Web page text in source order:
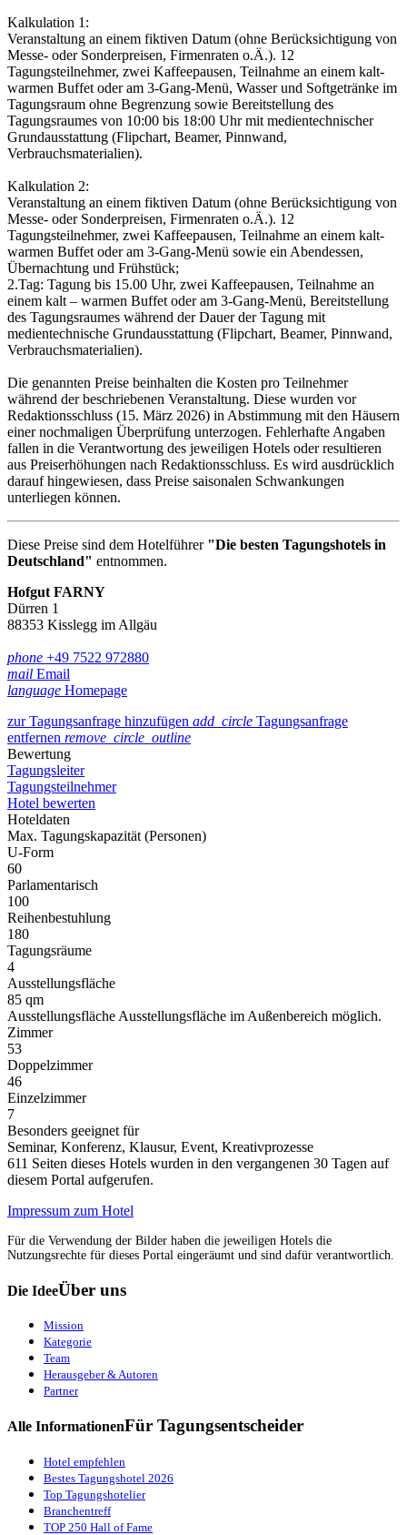
Kalkulation 1:
Veranstaltung an einem fiktiven Datum (ohne Berücksichtigung von
Messe- oder Sonderpreisen, Firmenraten o.Ä.). 12
Tagungsteilnehmer, zwei Kaffeepausen, Teilnahme an einem kalt-
warmen Buffet oder am 3-Gang-Menü, Wasser und Softgetränke im
Tagungsraum ohne Begrenzung sowie Bereitstellung des
Tagungsraumes von 10:00 bis 18:00 Uhr mit medientechnischer
Grundausstattung (Flipchart, Beamer, Pinnwand,
Verbrauchsmaterialien).
Kalkulation 2:
Veranstaltung an einem fiktiven Datum (ohne Berücksichtigung von
Messe- oder Sonderpreisen, Firmenraten o.Ä.). 12
Tagungsteilnehmer, zwei Kaffeepausen, Teilnahme an einem kalt-
warmen Buffet oder am 3-Gang-Menü sowie ein Abendessen,
Übernachtung und Frühstück;
2.Tag: Tagung bis 15.00 Uhr, zwei Kaffeepausen, Teilnahme an
einem kalt – warmen Buffet oder am 3-Gang-Menü, Bereitstellung
des Tagungsraumes während der Dauer der Tagung mit
medientechnische Grundausstattung (Flipchart, Beamer, Pinnwand,
Verbrauchsmaterialien).
Die genannten Preise beinhalten die Kosten pro Teilnehmer
während der beschriebenen Veranstaltung. Diese wurden vor
Redaktionsschluss (15. März 2026) in Abstimmung mit den Häusern
einer nochmaligen Überprüfung unterzogen. Fehlerhafte Angaben
fallen in die Verantwortung des jeweiligen Hotels oder resultieren
aus Preiserhöhungen nach Redaktionsschluss. Es wird ausdrücklich
darauf hingewiesen, dass Preise saisonalen Schwankungen
unterliegen können.
Diese Preise sind dem Hotelführer "Die besten Tagungshotels in
Deutschland" entnommen.
Hofgut FARNY
Dürren 1
88353 Kisslegg im Allgäu
phone +49 7522 972880
mail Email
language Homepage
zur Tagungsanfrage hinzufügen add_circle Tagungsanfrage
entfernen remove_circle_outline
Bewertung
Tagungsleiter
Tagungsteilnehmer
Hotel bewerten
Hoteldaten
Max. Tagungskapazität (Personen)
U-Form
60
Parlamentarisch
100
Reihenbestuhlung
180
Tagungsräume
4
Ausstellungsfläche
85 qm
Ausstellungsfläche Ausstellungsfläche im Außenbereich möglich.
Zimmer
53
Doppelzimmer
46
Einzelzimmer
7
Besonders geeignet für
Seminar, Konferenz, Klausur, Event, Kreativprozesse
611 Seiten dieses Hotels wurden in den vergangenen 30 Tagen auf
diesem Portal aufgerufen.
Impressum zum Hotel
Für die Verwendung der Bilder haben die jeweiligen Hotels die
Nutzungsrechte für dieses Portal eingeräumt und sind dafür verantwortlich.
Die IdeeÜber uns
Mission
Kategorie
Team
Herausgeber & Autoren
Partner
Alle InformationenFür Tagungsentscheider
Hotel empfehlen
Bestes Tagungshotel 2026
Top Tagungshotelier
Branchentreff
TOP 250 Hall of Fame